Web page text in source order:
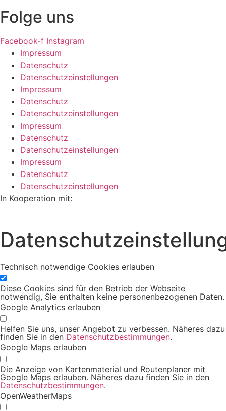
Folge uns
Facebook-f Instagram
Impressum
Datenschutz
Datenschutzeinstellungen
Impressum
Datenschutz
Datenschutzeinstellungen
Impressum
Datenschutz
Datenschutzeinstellungen
Impressum
Datenschutz
Datenschutzeinstellungen
In Kooperation mit:
Technisch notwendige Cookies erlauben
Diese Cookies sind für den Betrieb der Webseite
notwendig, Sie enthalten keine personenbezogenen Daten.
Google Analytics erlauben
Helfen Sie uns, unser Angebot zu verbessen. Näheres dazu
finden Sie in den Datenschutzbestimmungen.
Google Maps erlauben
Die Anzeige von Kartenmaterial und Routenplaner mit
Google Maps erlauben. Näheres dazu finden Sie in den
Datenschutzbestimmungen.
OpenWeatherMaps